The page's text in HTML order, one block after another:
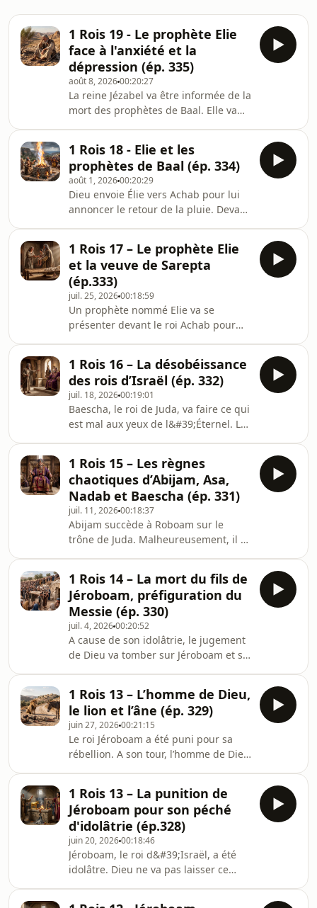
1 Rois 19 - Le prophète Elie
face à l'anxiété et la
dépression (ép. 335)
août 8, 202600:20:27
La reine Jézabel va être informée de la
mort des prophètes de Baal. Elle va
1 Rois 18 - Elie et les
prophètes de Baal (ép. 334)
août 1, 202600:20:29
Dieu envoie Élie vers Achab pour lui
annoncer le retour de la pluie. Devant
d’Astarté.
1 Rois 17 – Le prophète Elie
et la veuve de Sarepta
(ép.333)
juil. 25, 202600:18:59
Un prophète nommé Elie va se
présenter devant le roi Achab pour
ressusciter son fils.
1 Rois 16 – La désobéissance
des rois d’Israël (ép. 332)
juil. 18, 202600:19:01
Baescha, le roi de Juda, va faire ce qui
est mal aux yeux de l&#39;Éternel. Le
1 Rois 15 – Les règnes
chaotiques d’Abijam, Asa,
Nadab et Baescha (ép. 331)
juil. 11, 202600:18:37
Abijam succède à Roboam sur le
trône de Juda. Malheureusement, il va
1 Rois 14 – La mort du fils de
Jéroboam, préfiguration du
Messie (ép. 330)
juil. 4, 202600:20:52
A cause de son idolâtrie, le jugement
de Dieu va tomber sur Jéroboam et sa
1 Rois 13 – L’homme de Dieu,
le lion et l’âne (ép. 329)
juin 27, 202600:21:15
Le roi Jéroboam a été puni pour sa
rébellion. A son tour, l’homme de Dieu
1 Rois 13 – La punition de
Jéroboam pour son péché
d'idolâtrie (ép.328)
juin 20, 202600:18:46
Jéroboam, le roi d&#39;Israël, a été
idolâtre. Dieu ne va pas laisser ce